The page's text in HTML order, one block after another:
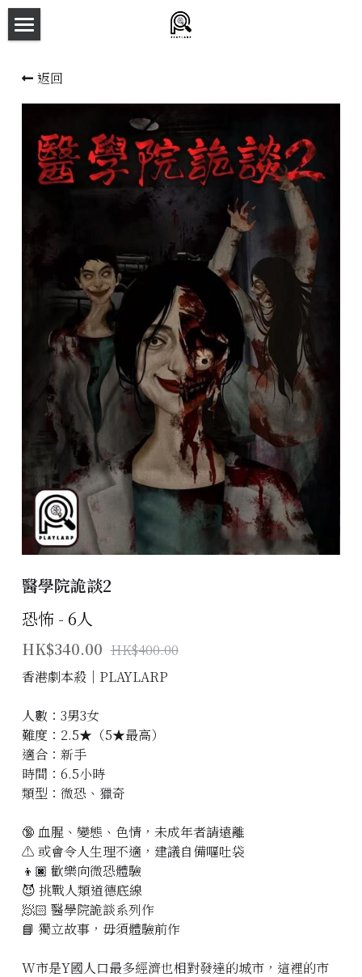
新本預告
主持人檔案
劇本殺介紹
新手須知
預約方法
主題房間
會員優惠
學生優惠
主持/劇本招募
到址及團建服務
傳媒報道
聯絡我們
Instagram
返回
醫學院詭談2
恐怖 - 6人
HK$340.00 HK$400.00
香港劇本殺│PLAYLARP
人數：3男3女
難度：2.5★（5★最高）
適合：新手
時間：6.5小時
類型：微恐、獵奇
🔞 血腥、變態、色情，未成年者請遠離
⚠️ 或會令人生理不適，建議自備嘔吐袋
👦🏿 歡樂向微恐體驗
😈 挑戰人類道德底線
🧖🏻 醫學院詭談系列作
📘 獨立故事，毋須體驗前作
W市是Y國人口最多經濟也相對發達的城市，這裡的市
商品分類
所有商品分類